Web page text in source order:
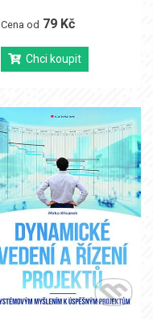
Cena od 79 Kč
Chci koupit